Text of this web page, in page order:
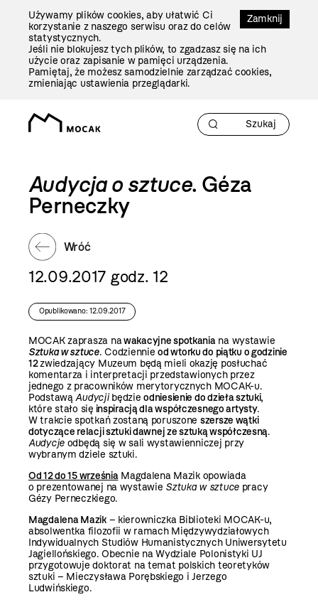
Zamknij
Używamy plików cookies, aby ułatwić Ci
korzystanie z naszego serwisu oraz do celów
statystycznych.
Jeśli nie blokujesz tych plików, to zgadzasz się na ich
użycie oraz zapisanie w pamięci urządzenia.
Pamiętaj, że możesz samodzielnie zarządzać cookies,
zmieniając ustawienia przeglądarki.
Audycja o sztuce. Géza
Perneczky
Wróć
12.09.2017 godz. 12
Opublikowano: 12.09.2017
MOCAK zaprasza nawakacyjne spotkaniana wystawie
Sztuka w sztuce. Codziennieod wtorku do piątku o godzinie
12zwiedzający Muzeum będą mieli okazję posłuchać
komentarza i interpretacji przedstawionych przez
jednego z pracowników merytorycznych MOCAK-u.
PodstawąAudycjibędzieodniesienie do dzieła sztuki,
które stało się inspiracją dla współczesnego artysty.
W trakcie spotkań zostaną poruszone szersze wątki
dotyczące relacji sztuki dawnej ze sztuką współczesną.
Audycje odbędą się w sali wystawienniczej przy
wybranym dziele sztuki.
Od 12 do 15 wrześniaMagdalena Mazik opowiada
o prezentowanej na wystawie Sztuka w sztucepracy
Gézy Perneczkiego.
Magdalena Mazik– kierowniczka Biblioteki MOCAK-u,
absolwentka filozofii w ramach Międzywydziałowych
Indywidualnych Studiów Humanistycznych Uniwersytetu
Jagiellońskiego. Obecnie na Wydziale Polonistyki UJ
przygotowuje doktorat na temat polskich teoretyków
sztuki – Mieczysława Porębskiego i Jerzego
Ludwińskiego.